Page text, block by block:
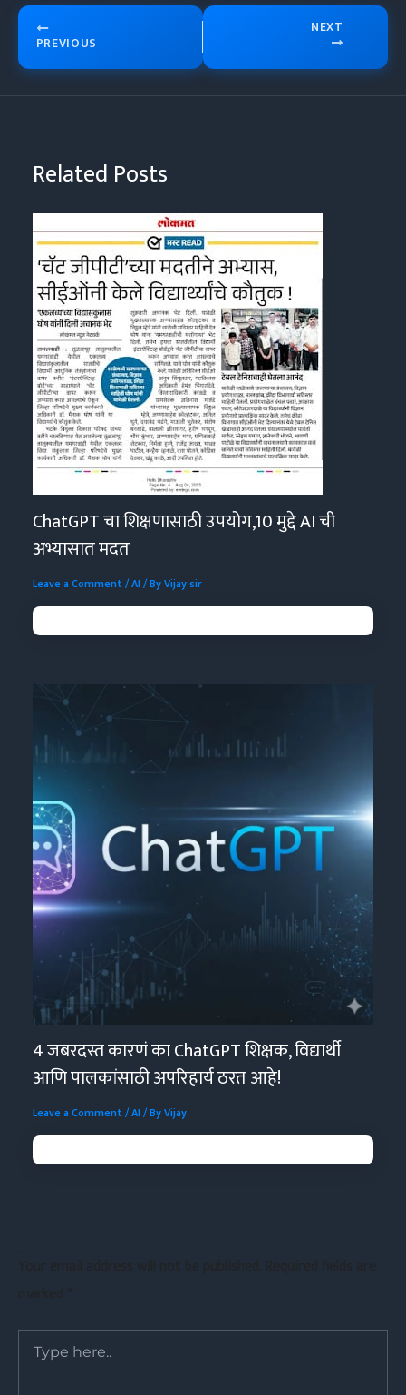
PREVIOUS
NEXT
Related Posts
ChatGPT चा शिक्षणासाठी उपयोग,10 मुद्दे AI ची
अभ्यासात मदत
Leave a Comment/AI/ ByVijay sir
4 जबरदस्त कारणं का ChatGPT शिक्षक, विद्यार्थी
आणि पालकांसाठी अपरिहार्य ठरत आहे!
Leave a Comment/AI/ ByVijay
Type
here..